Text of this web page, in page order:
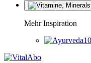
Mehr Inspiration